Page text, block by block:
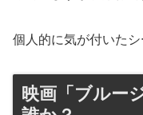
個人的に気が付いたシ
映画「ブルー